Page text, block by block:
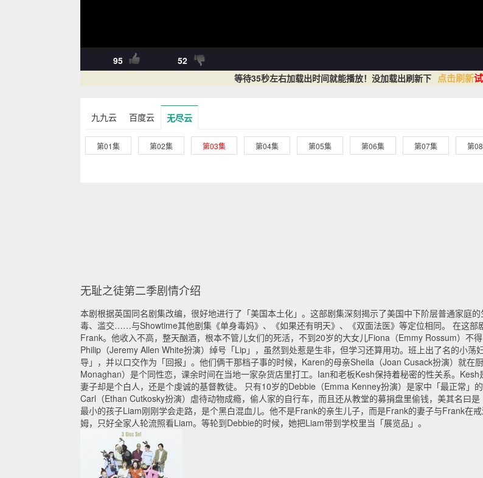
95 52
等待35秒左右加载出时间就能播放！没加载出刷新下 点击刷新
九九云 百度云 无尽云
第01集 第02集 第03集 第04集 第05集 第06集 第07集 第
无耻之徒第二季剧情介绍
本剧根据英国同名剧集改编，很好地进行了「美国本土化」。这部剧集深刻揭示了美国中下阶层普通家庭
毒、滥交……与Showtime其他剧集《单身毒妈》、《如果还有明天》、《双面法医》等定位相同。 在这
Frank。他收入不高，整天酗酒，根本不管儿女们的死活，不到20岁的大女儿Fiona（Emmy Rossum）不
Philip（Jeremy Allen White扮演）绰号「Lip」，虽然到处惹是生非，但学习还算用功。班上出了名的小
导」，并以口交作为「回报」。他们俩干那档子事的时候，Karen的母亲Sheila（Joan Cusack扮演）就在
Monaghan）是个同性恋，课余时间在当地一家杂货店里打工。Ian和老板Kesh保持着秘密的性关系。
妻子却是个白人，还是个虔诚的基督教徒。 只有10岁的Debbie（Emma Kenney扮演）是家中「最正常
Carl（Ethan Cutkosky扮演）虐待动物成瘾，偷人家的自行车，而且还从教堂的募捐盘里偷钱，美其名曰
最小的孩子Liam刚刚学会走路，是个黑白混血儿。他不是Frank的亲生儿子，而是Frank的妻子与Frank在
姆，只好全家人轮流照看Liam。等轮到Debbie的时候，她把Liam带到学校里当「展览品」。